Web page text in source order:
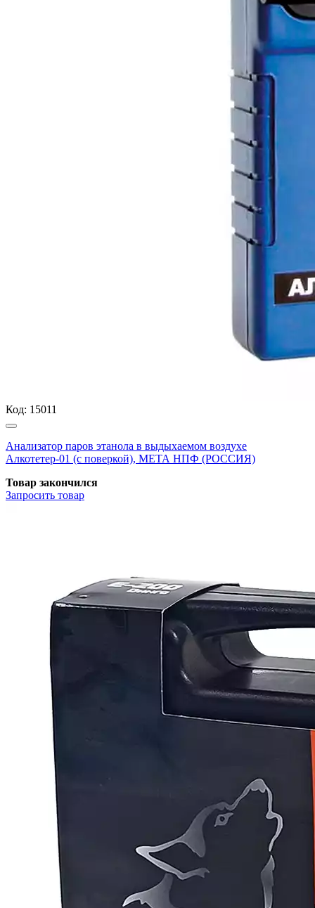
Код: 15011
Анализатор паров этанола в выдыхаемом воздухе
Алкотетер-01 (с поверкой), МЕТА НПФ (РОССИЯ)
Товар закончился
Запросить товар